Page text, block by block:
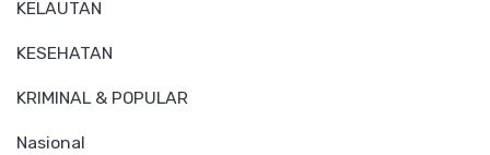
KELAUTAN
KESEHATAN
KRIMINAL & POPULAR
Nasional